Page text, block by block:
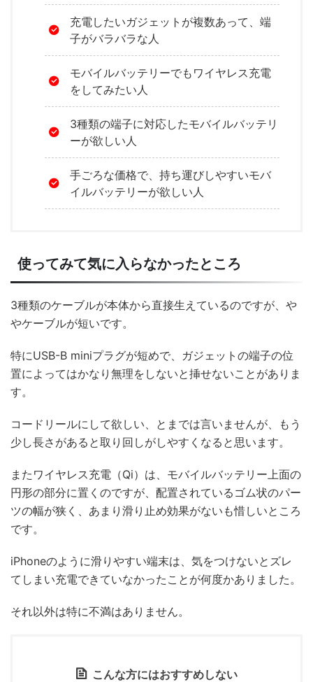
充電したいガジェットが複数あって、端
子がバラバラな人
モバイルバッテリーでもワイヤレス充電
をしてみたい人
3種類の端子に対応したモバイルバッテリ
ーが欲しい人
手ごろな価格で、持ち運びしやすいモバ
イルバッテリーが欲しい人
使ってみて気に入らなかったところ
3種類のケーブルが本体から直接生えているのですが、や
やケーブルが短いです。
特にUSB-B miniプラグが短めで、ガジェットの端子の位
置によってはかなり無理をしないと挿せないことがありま
す。
コードリールにして欲しい、とまでは言いませんが、もう
少し長さがあると取り回しがしやすくなると思います。
またワイヤレス充電（Qi）は、モバイルバッテリー上面の
円形の部分に置くのですが、配置されているゴム状のパー
ツの幅が狭く、あまり滑り止め効果がないも惜しいところ
です。
iPhoneのように滑りやすい端末は、気をつけないとズレ
てしまい充電できていなかったことが何度かありました。
それ以外は特に不満はありません。
こんな方にはおすすめしない